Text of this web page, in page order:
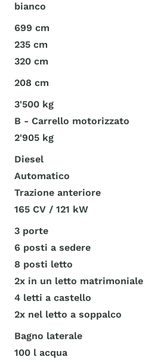
bianco
699 cm
235 cm
320 cm
208 cm
3'500 kg
B - Carrello motorizzato
2'905 kg
Diesel
Automatico
Trazione anteriore
165 CV / 121 kW
3 porte
6 posti a sedere
8 posti letto
2x in un letto matrimoniale
4 letti a castello
2x nel letto a soppalco
Bagno laterale
100 l acqua